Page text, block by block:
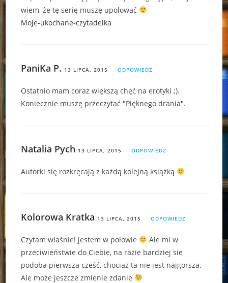
wiem, że tę serię muszę upolować
Moje-ukochane-czytadelka
PaniKa P. 13 LIPCA, 2015 ODPOWIEDZ
Ostatnio mam coraz większą chęć na erotyki ;).
Koniecznie muszę przeczytać "Pięknego drania".
Natalia Pych 13 LIPCA, 2015 ODPOWIEDZ
Autorki się rozkręcają z każdą kolejną książką
Kolorowa Kratka 13 LIPCA, 2015 ODPOWIEDZ
Czytam właśnie! jestem w połowie
Ale mi w
przeciwieństwie do Ciebie, na razie bardziej sie
podoba pierwsza cześć, chociaż ta nie jest najgorsza.
Ale może jeszcze zmienie zdanie